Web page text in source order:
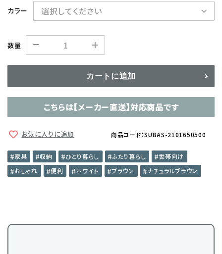
カラー
数量
カートに追加
こちらは【メーカー直送】対応商品です
お気に入りに追加 商品コード：SUBAS-2101650500
家具 収納 ひとり暮らし ふたり暮らし
世帯向け
おしゃれ
便利 ホワイト ブラウン ナチュラルブラウン